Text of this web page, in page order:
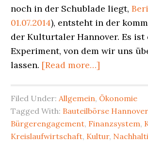
noch in der Schublade liegt,
01.07.2014), entsteht in der
der Kulturtaler Hannover. Es ist
Experiment, von dem wir uns
lassen. [Read more…]
Kulturtaler
Hannover
kommt
–
Filed Under:Allgemein, Ökonomie
Tagged With: Bauteilbörse Hannover
Bürgerengagement, Finanzsystem,
Kreislaufwirtschaft, Kultur,